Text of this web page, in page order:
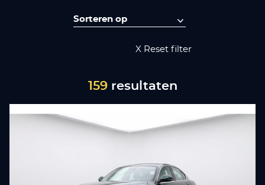
X Reset filter
159resultaten